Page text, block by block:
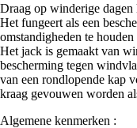
Draag op winderige
Het fungeert als een
omstandigheden te
Het jack is gemaakt van
bescherming tegen
van een rondlopende kap
kraag gevouwen worden
Algemene kenmerken :